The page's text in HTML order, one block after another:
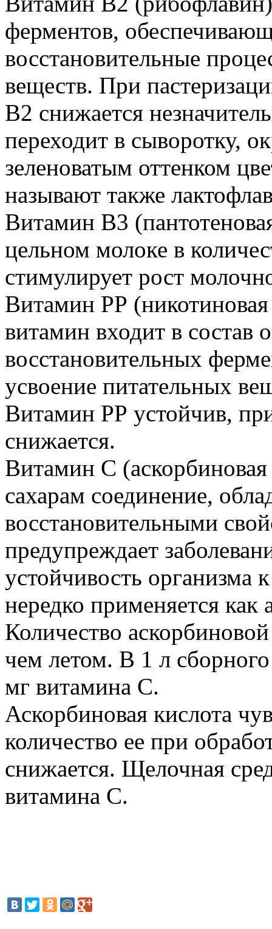
ферментов,
восстановительные
веществ. При
В2 снижается
переходит в сыворотку,
зеленоватым оттенком
называют также
Витамин В3
цельном молоке в
стимулирует рост
Витамин РР
витамин входит в состав
восстановительных
усвоение питательных
Витамин РР устойчив,
снижается.
Витамин С (аскорбиновая
сахарам соединение,
восстановительными
предупреждает
устойчивость организма
нередко применяется как
Количество
чем летом. В 1 л
мг витамина С.
Аскорбиновая кислота
количество ее при
снижается. Щелочная
витамина С.